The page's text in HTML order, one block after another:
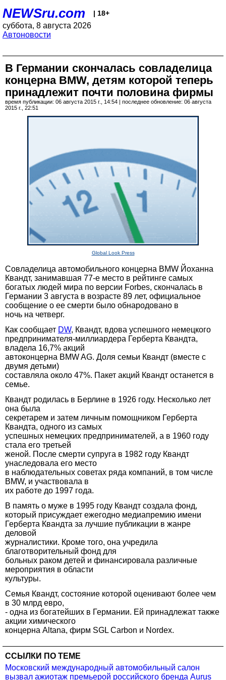
NEWSru.com | 18+
суббота, 8 августа 2026
Автоновости
В Германии скончалась совладелица
концерна BMW, детям которой теперь
принадлежит почти половина фирмы
время публикации: 06 августа 2015 г., 14:54 | последнее обновление: 06 августа
2015 г., 22:51
Global Look Press
Совладелица автомобильного концерна BMW Йоханна
Квандт, занимавшая 77-е место в рейтинге самых
богатых людей мира по версии Forbes, скончалась в
Германии 3 августа в возрасте 89 лет, официальное
сообщение о ее смерти было обнародовано в
ночь на четверг.
Как сообщает DW, Квандт, вдова успешного немецкого
предпринимателя-миллиардера Герберта Квандта,
владела 16,7% акций
автоконцерна BMW AG. Доля семьи Квандт (вместе с
двумя детьми)
составляла около 47%. Пакет акций Квандт останется в
семье.
Квандт родилась в Берлине в 1926 году. Несколько лет
она была
секретарем и затем личным помощником Герберта
Квандта, одного из самых
успешных немецких предпринимателей, а в 1960 году
стала его третьей
женой. После смерти супруга в 1982 году Квандт
унаследовала его место
в наблюдательных советах ряда компаний, в том числе
BMW, и участвовала в
их работе до 1997 года.
В память о муже в 1995 году Квандт создала фонд,
который присуждает ежегодно медиапремию имени
Герберта Квандта за лучшие публикации в жанре
деловой
журналистики. Кроме того, она учредила
благотворительный фонд для
больных раком детей и финансировала различные
мероприятия в области
культуры.
Семья Квандт, состояние которой оценивают более чем
в 30 млрд евро,
- одна из богатейших в Германии. Ей принадлежат также
акции химического
концерна Altana, фирм SGL Carbon и Nordex.
ССЫЛКИ ПО ТЕМЕ
Московский международный автомобильный салон
вызвал ажиотаж премьерой российского бренда Aurus